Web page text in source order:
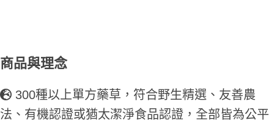
商品與理念
300種以上單方藥草，符合野生精選、友善農
法、有機認證或猶太潔淨食品認證，全部皆為公平